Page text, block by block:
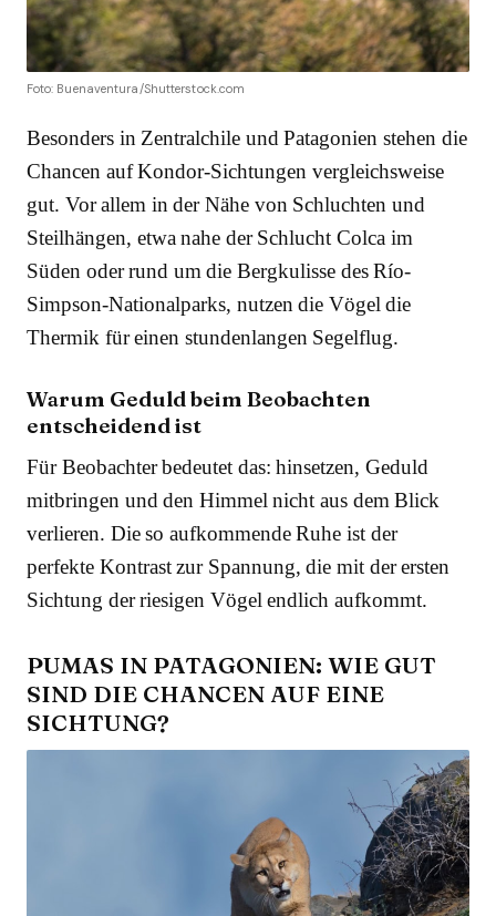
Foto: Buenaventura/Shutterstock.com
Besonders in Zentralchile und Patagonien stehen die
Chancen auf Kondor-Sichtungen vergleichsweise
gut. Vor allem in der Nähe von Schluchten und
Steilhängen, etwa nahe der Schlucht Colca im
Süden oder rund um die Bergkulisse des Río-
Simpson-Nationalparks, nutzen die Vögel die
Thermik für einen stundenlangen Segelflug.
Warum Geduld beim Beobachten
entscheidend ist
Für Beobachter bedeutet das: hinsetzen, Geduld
mitbringen und den Himmel nicht aus dem Blick
verlieren. Die so aufkommende Ruhe ist der
perfekte Kontrast zur Spannung, die mit der ersten
Sichtung der riesigen Vögel endlich aufkommt.
PUMAS IN PATAGONIEN: WIE GUT
SIND DIE CHANCEN AUF EINE
SICHTUNG?